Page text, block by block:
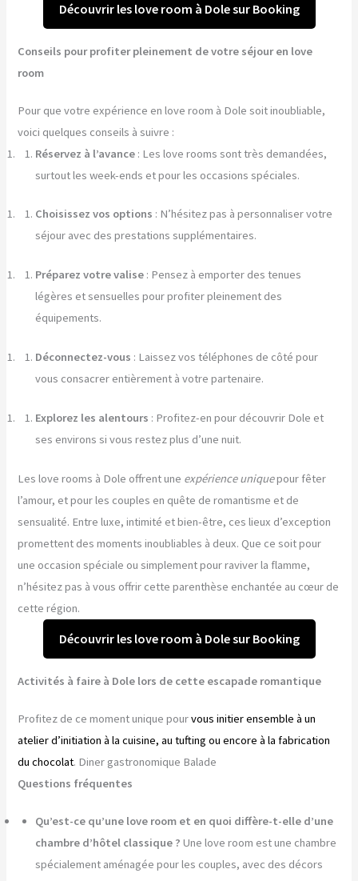
Découvrir les love room à Dole sur Booking
Conseils pour profiter pleinement de votre séjour en love
room
Pour que votre expérience en love room à Dole soit inoubliable,
voici quelques conseils à suivre :
Réservez à l’avance : Les love rooms sont très demandées,
surtout les week-ends et pour les occasions spéciales.
Choisissez vos options : N’hésitez pas à personnaliser votre
séjour avec des prestations supplémentaires.
Préparez votre valise : Pensez à emporter des tenues
légères et sensuelles pour profiter pleinement des
équipements.
Déconnectez-vous : Laissez vos téléphones de côté pour
vous consacrer entièrement à votre partenaire.
Explorez les alentours : Profitez-en pour découvrir Dole et
ses environs si vous restez plus d’une nuit.
Les love rooms à Dole offrent une expérience uniquepour fêter
l’amour, et pour les couples en quête de romantisme et de
sensualité. Entre luxe, intimité et bien-être, ces lieux d’exception
promettent des moments inoubliables à deux. Que ce soit pour
une occasion spéciale ou simplement pour raviver la flamme,
n’hésitez pas à vous offrir cette parenthèse enchantée au cœur de
cette région.
Découvrir les love room à Dole sur Booking
Activités à faire à Dole lors de cette escapade romantique
Profitez de ce moment unique pourvous initier ensemble à un
atelier d’initiation à la cuisine, au tufting ou encore à la fabrication
du chocolat. Diner gastronomique Balade
Questions fréquentes
Qu’est-ce qu’une love room et en quoi diffère-t-elle d’une
chambre d’hôtel classique ? Une love room est une chambre
spécialement aménagée pour les couples, avec des décors